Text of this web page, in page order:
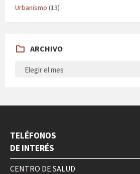
Urbanismo (13)
ARCHIVO
TELÉFONOS
DE INTERÉS
CENTRO DE SALUD